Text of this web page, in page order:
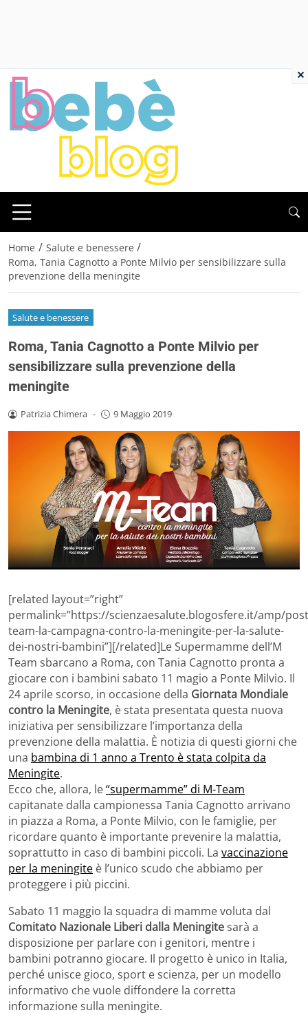
Home / Salute e benessere /
Roma, Tania Cagnotto a Ponte Milvio per sensibilizzare sulla
prevenzione della meningite
Salute e benessere
Roma, Tania Cagnotto a Ponte Milvio per
sensibilizzare sulla prevenzione della
meningite
Patrizia Chimera - 9 Maggio 2019
[related layout=”right”
permalink=”https://scienzaesalute.blogosfere.it/amp/
team-la-campagna-contro-la-meningite-per-la-salute-
dei-nostri-bambini”][/related]Le Supermamme dell’M
Team sbarcano a Roma, con Tania Cagnotto pronta a
giocare con i bambini sabato 11 magio a Ponte Milvio. Il
24 aprile scorso, in occasione della Giornata Mondiale
contro la Meningite, è stata presentata questa nuova
iniziativa per sensibilizzare l’importanza della
prevenzione della malattia. È notizia di questi giorni che
una bambina di 1 anno a Trento è stata colpita da
Meningite.
Ecco che, allora, le“supermamme” di M-Team
capitanate dalla campionessa Tania Cagnotto arrivano
in piazza a Roma, a Ponte Milvio, con le famiglie, per
ricordare quanto è importante prevenire la malattia,
soprattutto in caso di bambini piccoli. La vaccinazione
per la meningite è l’unico scudo che abbiamo per
proteggere i più piccini.
Sabato 11 maggio la squadra di mamme voluta dal
Comitato Nazionale Liberi dalla Meningitesarà a
disposizione per parlare con i genitori, mentre i
bambini potranno giocare. Il progetto è unico in Italia,
perché unisce gioco, sport e scienza, per un modello
informativo che vuole diffondere la corretta
informazione sulla meningite.
×